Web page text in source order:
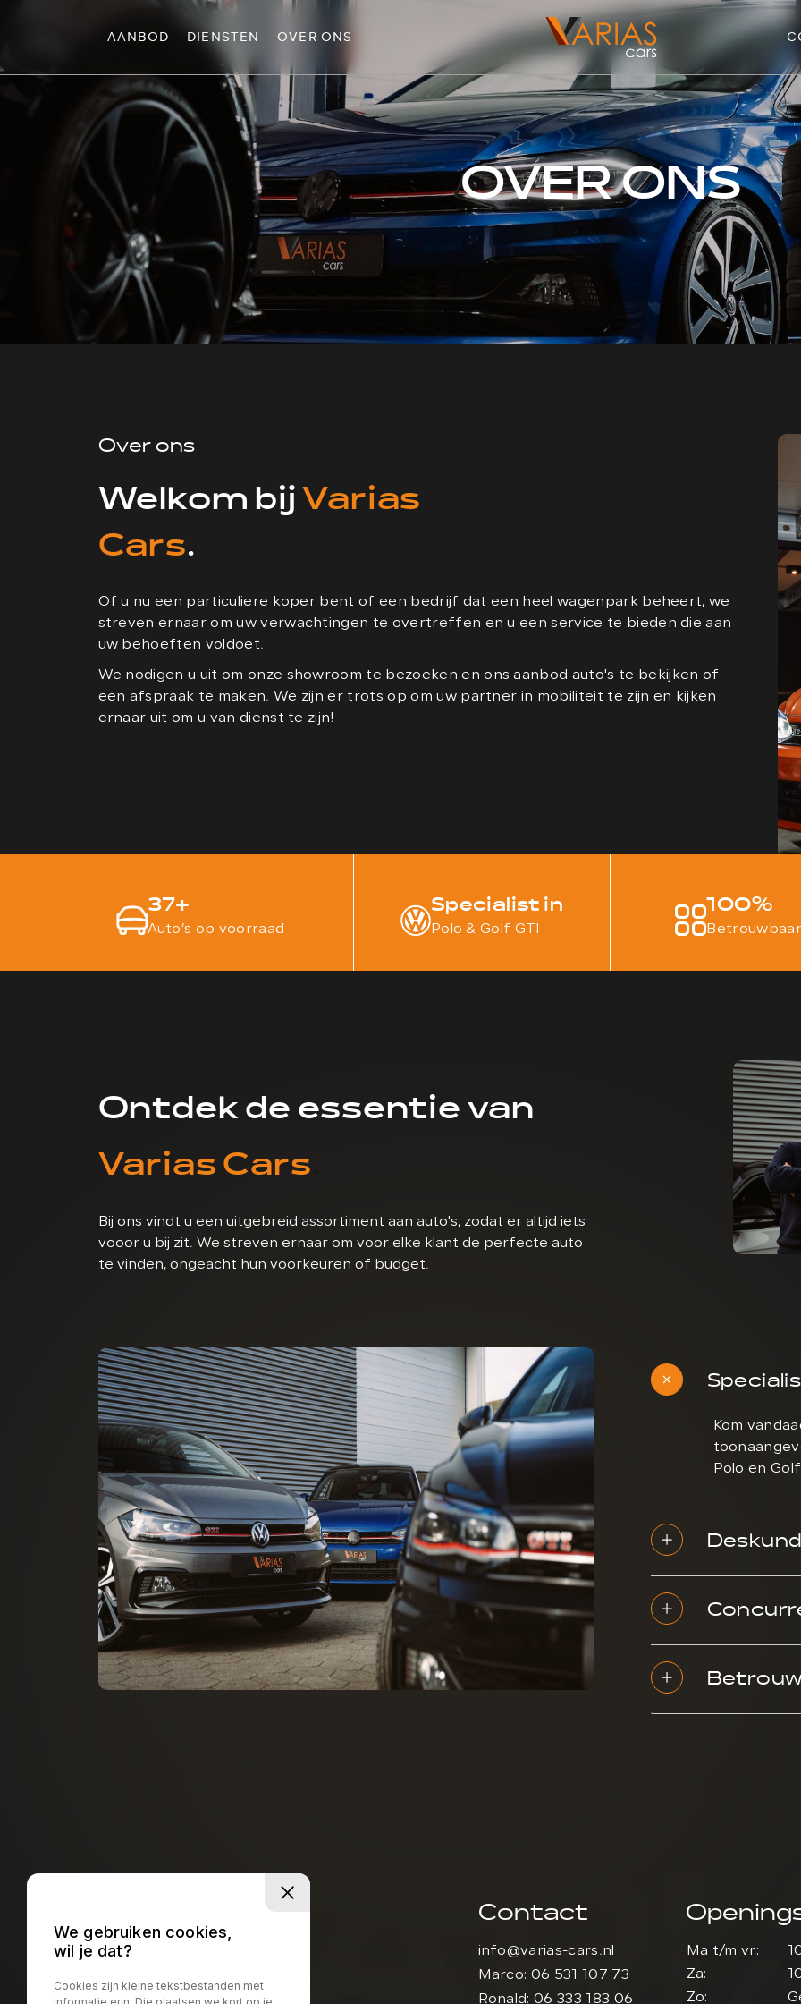
AANBOD DIENSTEN OVER ONS
OVER ONS
Over ons
Welkom bijVarias
Cars.
Of u nu een particuliere koper bent of een bedrijf dat een heel wagenpark beheert, we
streven ernaar om uw verwachtingen te overtreffen en u een service te bieden die aan
uw behoeften voldoet.
We nodigen u uit om onze showroom te bezoeken en ons aanbod auto's te bekijken of
een afspraak te maken. We zijn er trots op om uw partner in mobiliteit te zijn en kijken
ernaar uit om u van dienst te zijn!
37+
Auto’s op voorraad
Specialist in
Polo & Golf GTI
100%
Betrouwbaar
Ontdek de essentie van
Varias Cars
Bij ons vindt u een uitgebreid assortiment aan auto's, zodat er altijd iets
vooor u bij zit. We streven ernaar om voor elke klant de perfecte auto
te vinden, ongeacht hun voorkeuren of budget.
Kom
Polo en
DIRECT CONTACT
Contact
info@varias-cars.nl
Marco: 06 531 107 73
Ronald: 06 333 183 06
Ma t/m vr:
Za:
Zo:
We gebruiken cookies,
wil je dat?
Cookies zijn kleine tekstbestanden met